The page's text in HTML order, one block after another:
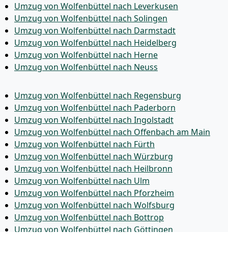
Umzug von Wolfenbüttel nach Leverkusen
Umzug von Wolfenbüttel nach Solingen
Umzug von Wolfenbüttel nach Darmstadt
Umzug von Wolfenbüttel nach Heidelberg
Umzug von Wolfenbüttel nach Herne
Umzug von Wolfenbüttel nach Neuss
Umzug von Wolfenbüttel nach Regensburg
Umzug von Wolfenbüttel nach Paderborn
Umzug von Wolfenbüttel nach Ingolstadt
Umzug von Wolfenbüttel nach Offenbach am Main
Umzug von Wolfenbüttel nach Fürth
Umzug von Wolfenbüttel nach Würzburg
Umzug von Wolfenbüttel nach Heilbronn
Umzug von Wolfenbüttel nach Ulm
Umzug von Wolfenbüttel nach Pforzheim
Umzug von Wolfenbüttel nach Wolfsburg
Umzug von Wolfenbüttel nach Bottrop
Umzug von Wolfenbüttel nach Göttingen